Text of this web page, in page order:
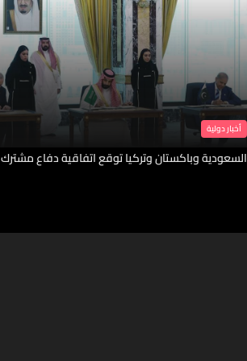
أخبار دولية
السعودية وباكستان وتركيا توقع اتفاقية دفاع مشترك